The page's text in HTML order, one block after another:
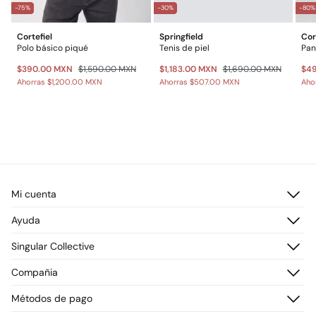
-75%
Cortefiel
Polo básico piqué
$390.00 MXN $1,590.00 MXN
Ahorras $1,200.00 MXN
-30%
Springfield
Tenis de piel
$1,183.00 MXN $1,690.00 MXN
Ahorras $507.00 MXN
-80%
Mi cuenta
Registrarme
Direcciones de envío
Ayuda
Preguntas frecuentes
Envío
Promociones vigentes
Singular Collective
¡Únete!
Compañia
Métodos de pago